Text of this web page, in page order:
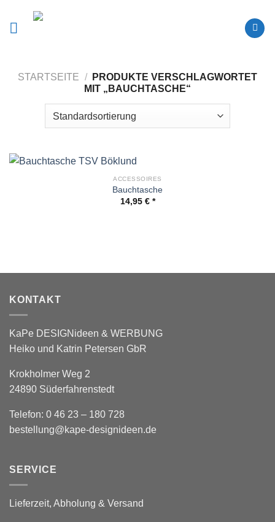
Inhalt
STARTSEITE /
PRODUKTE VERSCHLAGWORTET
MIT „BAUCHTASCHE“
ACCESSOIRES
Bauchtasche
14,95 €
KONTAKT
KaPe DESIGNideen & WERBUNG
Heiko und Katrin Petersen GbR
Krokholmer Weg 2
24890 Süderfahrenstedt
Telefon: 0 46 23 – 180 728
bestellung@kape-designideen.de
SERVICE
Lieferzeit, Abholung & Versand